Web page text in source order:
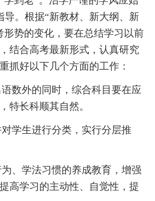
导。根据“新教材、新大纲、新
形势的变化，要在总结学习以前
结合高考最新形式，认真研究
抓好以下几个方面的工作：
外的同时，综合科目要在应
特长科顺其自然。
生进行分类，实行分层推
学法习惯的养成教育，增强
高学习的主动性、自觉性，提